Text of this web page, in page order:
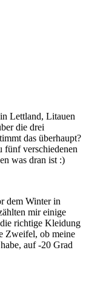
Lettland, Litauen
die drei
das überhaupt?
fünf verschiedenen
was dran ist :)
dem Winter in
mir einige
richtige Kleidung
Zweifel, ob meine
auf -20 Grad